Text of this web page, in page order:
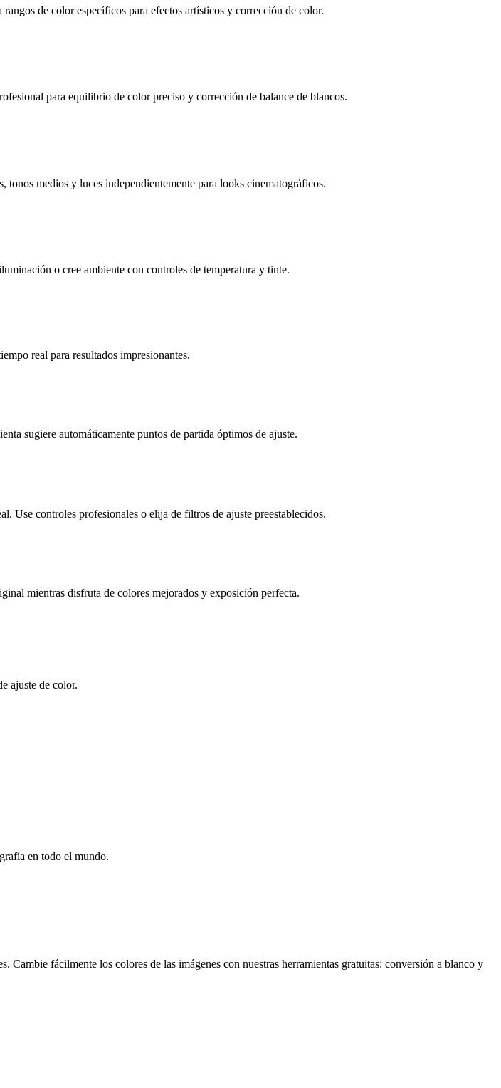
de color específicos para efectos artísticos y corrección de color.
para equilibrio de color preciso y corrección de balance de blancos.
medios y luces independientemente para looks cinematográficos.
o cree ambiente con controles de temperatura y tinte.
real para resultados impresionantes.
sugiere automáticamente puntos de partida óptimos de ajuste.
Use controles profesionales o elija de filtros de ajuste preestablecidos.
mientras disfruta de colores mejorados y exposición perfecta.
ajuste de color.
en todo el mundo.
fácilmente los colores de las imágenes con nuestras herramientas gratuitas: conversión a blanco y